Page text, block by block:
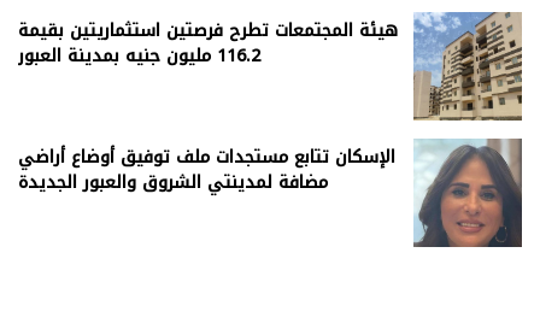
هيئة المجتمعات تطرح فرصتين استثماريتين بقيمة
116.2 مليون جنيه بمدينة العبور
الإسكان تتابع مستجدات ملف توفيق أوضاع أراضي
مضافة لمدينتي الشروق والعبور الجديدة